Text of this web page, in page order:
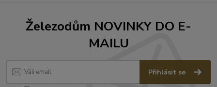
Železodům NOVINKY DO E-
MAILU
Přihlásit se